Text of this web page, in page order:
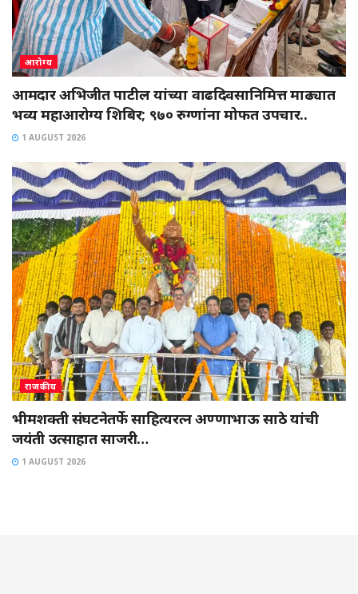
आरोग्य
आमदार अभिजीत पाटील यांच्या वाढदिवसानिमित्त माढ्यात
भव्य महाआरोग्य शिबिर; ९७० रुग्णांना मोफत उपचार..
1 AUGUST 2026
राजकीय
भीमशक्ती संघटनेतर्फे साहित्यरत्न अण्णाभाऊ साठे यांची
जयंती उत्साहात साजरी…
1 AUGUST 2026